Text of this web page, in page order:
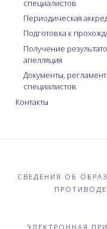
специалистов
Периодическая
Подготовка к
Получение
апелляция
Документы,
специалистов
Контакты
СВЕДЕНИЯ ОБ
ЭЛЕКТРОННАЯ